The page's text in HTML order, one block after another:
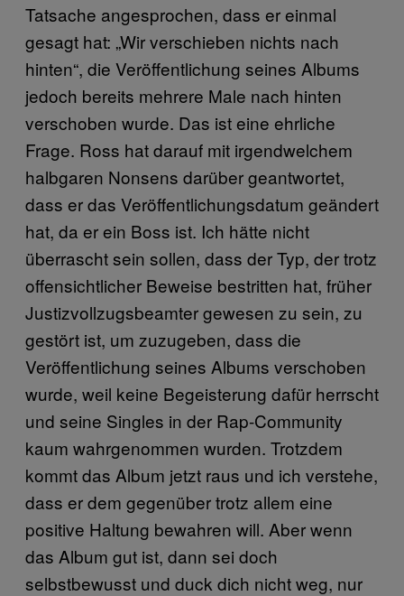
Tatsache angesprochen, dass er einmal
gesagt hat: „Wir verschieben nichts nach
hinten“, die Veröffentlichung seines Albums
jedoch bereits mehrere Male nach hinten
verschoben wurde. Das ist eine ehrliche
Frage. Ross hat darauf mit irgendwelchem
halbgaren Nonsens darüber geantwortet,
dass er das Veröffentlichungsdatum geändert
hat, da er ein Boss ist. Ich hätte nicht
überrascht sein sollen, dass der Typ, der trotz
offensichtlicher Beweise bestritten hat, früher
Justizvollzugsbeamter gewesen zu sein, zu
gestört ist, um zuzugeben, dass die
Veröffentlichung seines Albums verschoben
wurde, weil keine Begeisterung dafür herrscht
und seine Singles in der Rap-Community
kaum wahrgenommen wurden. Trotzdem
kommt das Album jetzt raus und ich verstehe,
dass er dem gegenüber trotz allem eine
positive Haltung bewahren will. Aber wenn
das Album gut ist, dann sei doch
selbstbewusst und duck dich nicht weg, nur